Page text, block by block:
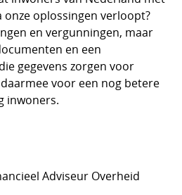
onze oplossingen verloopt?
en vergunningen, maar
en een
gegevens zorgen voor
voor een nog betere
inwoners.
Adviseur Overheid